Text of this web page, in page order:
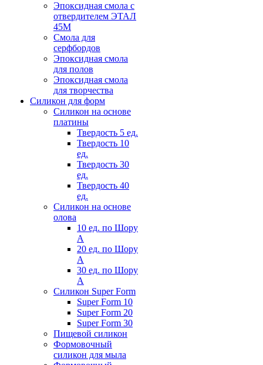
Эпоксидная смола с
отвердителем ЭТАЛ
45М
Смола для
серфбордов
Эпоксидная смола
для полов
Эпоксидная смола
для творчества
Силикон для форм
Силикон на основе
платины
Твердость 5 ед.
Твердость 10
ед.
Твердость 30
ед.
Твердость 40
ед.
Силикон на основе
олова
10 ед. по Шору
А
20 ед. по Шору
А
30 ед. по Шору
А
Силикон Super Form
Super Form 10
Super Form 20
Super Form 30
Пищевой силикон
Формовочный
силикон для мыла